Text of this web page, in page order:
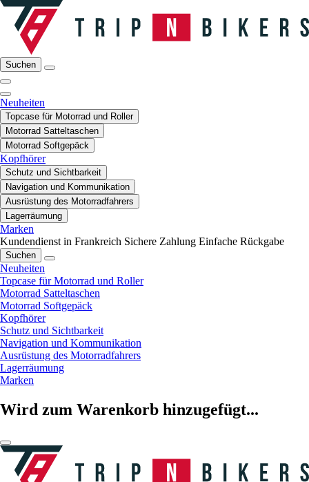
Suchen
Neuheiten
Topcase für Motorrad und Roller
Motorrad Satteltaschen
Motorrad Softgepäck
Kopfhörer
Schutz und Sichtbarkeit
Navigation und Kommunikation
Ausrüstung des Motorradfahrers
Lagerräumung
Marken
Kundendienst in Frankreich Sichere Zahlung Einfache Rückgabe
Suchen
Neuheiten
Topcase für Motorrad und Roller
Motorrad Satteltaschen
Motorrad Softgepäck
Kopfhörer
Schutz und Sichtbarkeit
Navigation und Kommunikation
Ausrüstung des Motorradfahrers
Lagerräumung
Marken
Wird zum Warenkorb hinzugefügt...